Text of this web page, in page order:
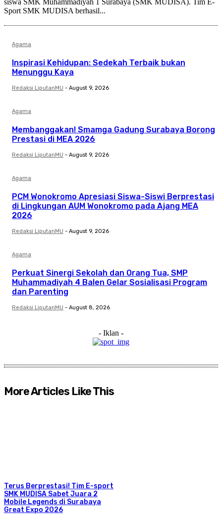
siswa SMK Muhammadiyah 1 Surabaya (SMK MUDISA). Tim E-
Sport SMK MUDISA berhasil...
Agama
Inspirasi Kehidupan: Sedekah Terbaik bukan
Menunggu Kaya
Redaksi LiputanMU - August 9, 2026
Agama
Membanggakan! Smamga Gadung Surabaya Borong
Prestasi di MEA 2026
Redaksi LiputanMU - August 9, 2026
Agama
PCM Wonokromo Apresiasi Siswa-Siswi Berprestasi
di Lingkungan AUM Wonokromo pada Ajang MEA
2026
Redaksi LiputanMU - August 9, 2026
Agama
Perkuat Sinergi Sekolah dan Orang Tua, SMP
Muhammadiyah 4 Balen Gelar Sosialisasi Program
dan Parenting
Redaksi LiputanMU - August 8, 2026
- Iklan -
More Articles Like This
Terus Berprestasi! Tim E-sport
SMK MUDISA Sabet Juara 2
Mobile Legends di Surabaya
Great Expo 2026